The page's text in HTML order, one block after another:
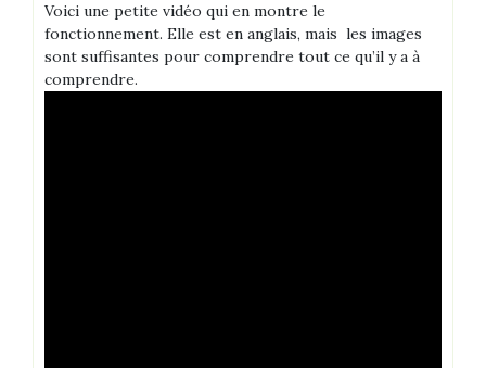
Voici une petite vidéo qui en montre le
fonctionnement. Elle est en anglais, mais les images
sont suffisantes pour comprendre tout ce qu’il y a à
comprendre.